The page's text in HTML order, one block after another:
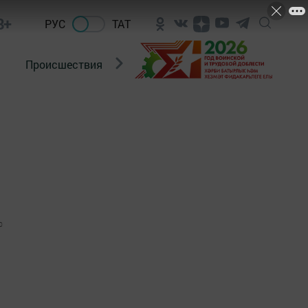
РУС ТАТ
Происшествия Новости Госавтоинспекции
0